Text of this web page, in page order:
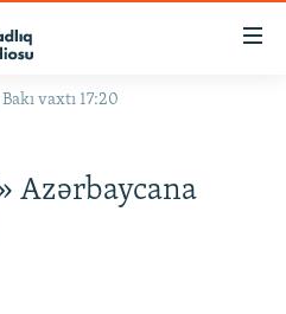
vaxtı 17:20
Azərbaycana